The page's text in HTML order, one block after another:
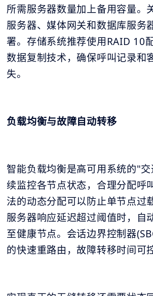
所需服务器数量加上备用容量。
服务器、媒体网关和数据库服务
署。存储系统推荐使用RAID 10
数据复制技术，确保呼叫记录和
失。
负载均衡与故障自动转移
智能负载均衡是高可用系统的"
续监控各节点状态，合理分配呼
法的动态分配可以防止单节点过
服务器响应延迟超过阈值时，自
至健康节点。会话边界控制器
的快速重路由，故障转移时间可